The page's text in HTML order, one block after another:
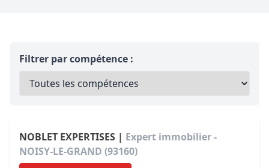
Filtrer par compétence :
NOBLET EXPERTISES | Expert immobilier -
NOISY-LE-GRAND (93160)